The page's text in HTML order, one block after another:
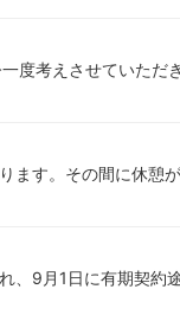
一度考えさせていた
す。その間に休憩が
9月1日に有期契約